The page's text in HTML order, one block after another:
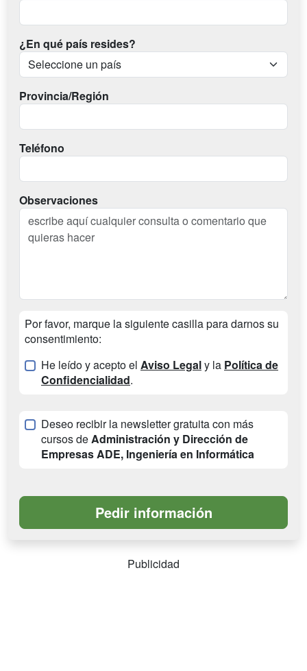
¿En qué país resides?
Provincia/Región
Teléfono
Observaciones
Por favor, marque la siguiente casilla para darnos su
consentimiento:
He leído y acepto el Aviso Legaly la Política de
Confidencialidad.
Deseo recibir la newsletter gratuita con más
cursos deAdministración y Dirección de
Empresas ADE, Ingeniería en Informática
Publicidad